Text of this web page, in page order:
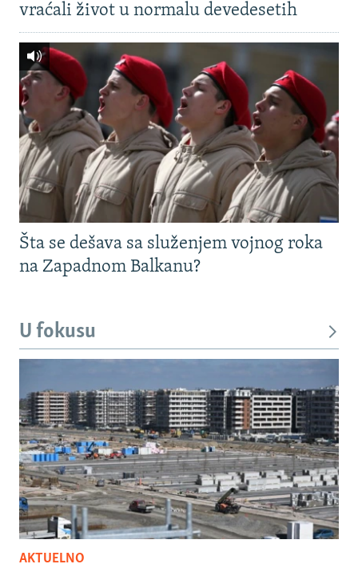
vraćali život u normalu devedesetih
Šta se dešava sa služenjem vojnog roka
na Zapadnom Balkanu?
U fokusu
AKTUELNO